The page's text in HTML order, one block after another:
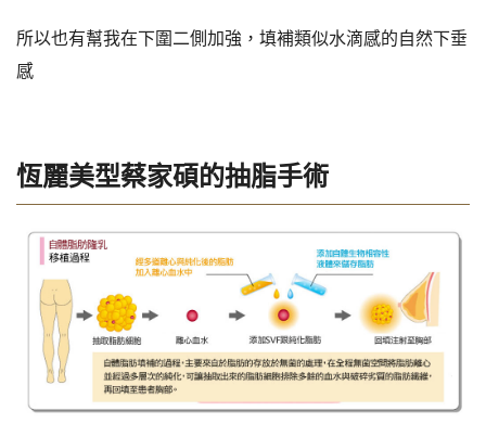
所以也有幫我在下圍二側加強，填補類似水滴感的自然下垂
感
恆麗美型蔡家碩的抽脂手術